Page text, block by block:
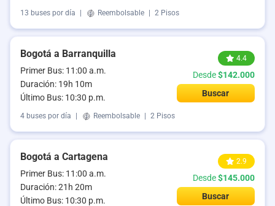
13 buses por día Reembolsable 2 Pisos
Bogotá a Barranquilla
Primer Bus: 11:00 a.m.
Duración: 19h 10m
Último Bus: 10:30 p.m.
4.4
Desde$142.000
Buscar
4 buses por día Reembolsable 2 Pisos
Bogotá a Cartagena
Primer Bus: 11:00 a.m.
Duración: 21h 20m
Último Bus: 10:30 p.m.
2.9
Desde$145.000
Buscar